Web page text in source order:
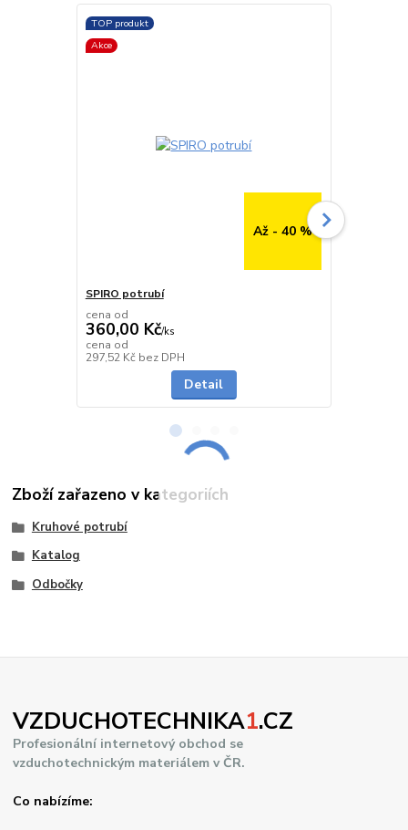
TOP produkt
Akce
Až - 40 %
SPIRO potrubí
cena od
360,00 Kč/ks
cena od
297,52 Kč bez DPH
Detail
Zboží zařazeno v kategoriích
Kruhové potrubí
Katalog
Odbočky
VZDUCHOTECHNIKA1.CZ
Profesionální internetový obchod se
vzduchotechnickým materiálem v ČR.
Co nabízíme: